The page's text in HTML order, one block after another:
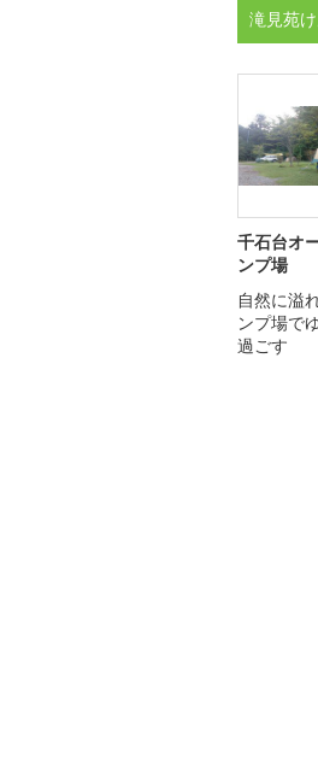
滝見苑
千石台オ
ンプ場
自然に溢
ンプ場で
過ごす